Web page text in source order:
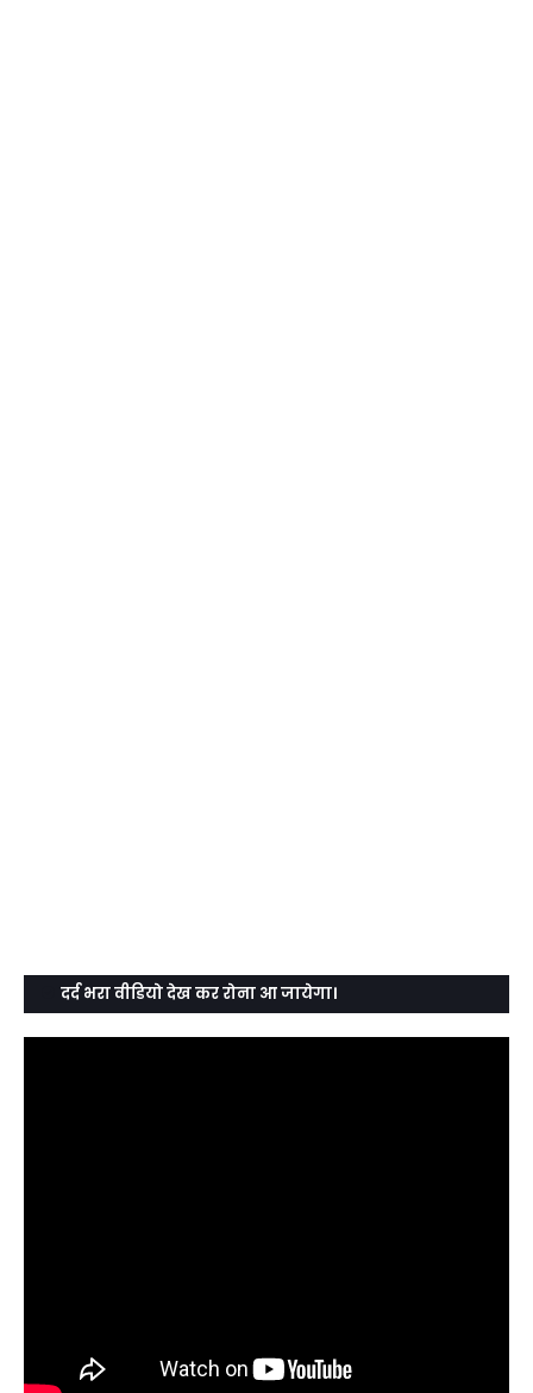
दर्द भरा वीडियो देख कर रोना आ जायेगा।